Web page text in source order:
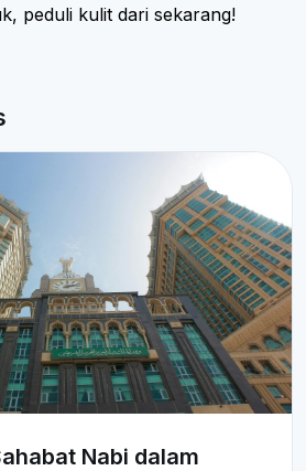
peduli kulit dari sekarang!
Nabi dalam